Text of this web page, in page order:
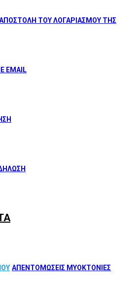
ΑΠΟΣΤΟΛΗ ΤΟΥ ΛΟΓΑΡΙΑΣΜΟΥ ΤΗΣ
EMAIL
ΑΠΕΝΤΟΜΩΣΕΙΣ ΜΥΟΚΤΟΝΙΕΣ